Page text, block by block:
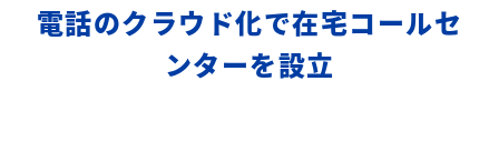
電話のクラウド化で在宅コールセ
ンターを設立